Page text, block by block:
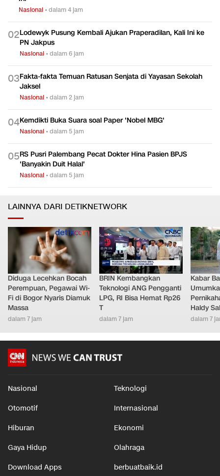
Nasional •dalam 4 jam
02Lodewyk Pusung Kembali Ajukan Praperadilan, Kali Ini ke
PN Jakpus
Nasional •dalam 6 jam
03Fakta-fakta Temuan Ratusan Senjata di Yayasan Sekolah
Jaksel
Nasional •dalam 2 jam
04Kemdikti Buka Suara soal Paper 'Nobel MBG'
Nasional •dalam 5 jam
05RS Pusri Palembang Pecat Dokter Hina Pasien BPJS
'Banyakin Duit Halal'
Nasional •dalam 5 jam
LAINNYA DARI DETIKNETWORK
Diduga Lecehkan Bocah
Perempuan, Pegawai Wi-
Fi di Bogor Nyaris Diamuk
Massa
dalam 7 jam
BRIN Kembangkan
Teknologi ANG Pengganti
LPG, RI Bisa Hemat Rp26
T
dalam 7 jam
Kabar
Haldy
dalam 7
Nasional Teknologi
Otomotif Internasional
Hiburan Ekonomi
Gaya Hidup Olahraga
Download Apps berbuatbaik.id